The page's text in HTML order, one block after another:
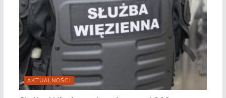
AKTUALNOŚCI